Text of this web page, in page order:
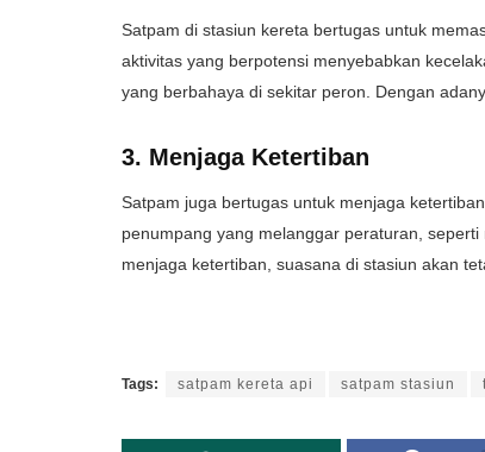
Satpam di stasiun kereta bertugas untuk
aktivitas yang berpotensi menyebabkan
yang berbahaya di sekitar peron. Dengan
3. Menjaga Ketertiban
Satpam juga bertugas untuk menjaga
penumpang yang melanggar peraturan,
menjaga ketertiban, suasana di stasiun akan
Tags: satpam kereta api satpam stasiun